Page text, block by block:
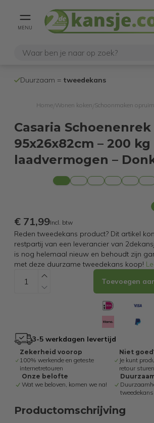
MENU
Duurzaam = tweedekans
Home/ Wonen koken Schoonmaken
Casaria Schoenenrek
95x26x82cm – 200 kg
laadvermogen –
€ 71,99Incl. btw
Reden tweedekans product? Dit artikel
restpartij van een leverancier van
is nog helemaal nieuw en behoudt zijn
met deze duurzame tweedekans koop!
Toevoegen
3-5 werkdagen levertijd
Zekerheid voorop
100% werkende en geteste
internetretouren
Niet
Je kunt
retour sturen
Onze belofte
Wat we beloven, komen we na!
tweedekans
Productomschrijving